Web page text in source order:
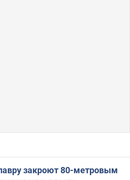
закроют 80-метровым